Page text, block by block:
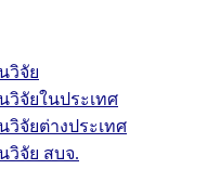
วิจัย
วิจัยในประเทศ
วิจัยต่างประเทศ
วิจัย สบจ.